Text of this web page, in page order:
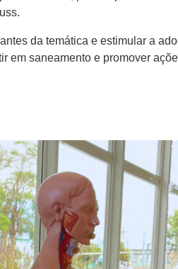
da temática e estimular a
saneamento e promover